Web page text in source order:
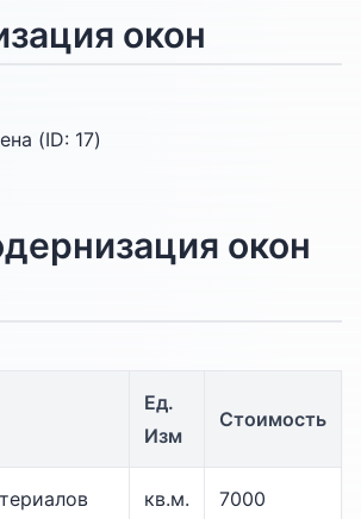
окон
(ID: 17)
окон
Ед.
Изм
Стоимость
кв.м.
7000